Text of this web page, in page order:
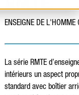
RMTE
ENSEIGNE DE L'HOMME
La série RMTE
intérieurs un aspect
standard avec boîtier